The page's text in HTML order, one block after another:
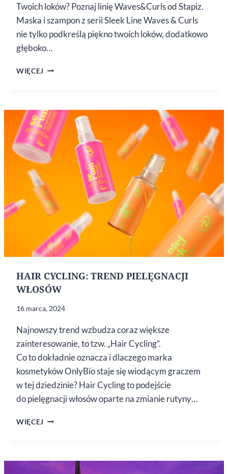
Twoich loków? Poznaj linię Waves&Curls od Stapiz.
Maska i szampon z serii Sleek Line Waves & Curls
nie tylko podkreślą piękno twoich loków, dodatkowo
głęboko…
WIĘCEJ SLEEK
HAIR CYCLING: TREND PIELĘGNACJI
WŁOSÓW
16 marca, 2024
Najnowszy trend wzbudza coraz większe
zainteresowanie, to tzw. „Hair Cycling”.
Co to dokładnie oznacza i dlaczego marka
kosmetyków OnlyBio staje się wiodącym graczem
w tej dziedzinie? Hair Cycling to podejście
do pielęgnacji włosów oparte na zmianie rutyny…
WIĘCEJ HAIR
WŁOSÓW